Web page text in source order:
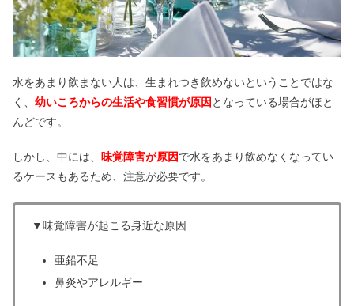
ダーマリフトマスクの口コミ｜効果な
い・怪しい評判は嘘？
ビハキュアは効かない？騙された声は
肌を白くする方法5選｜中学生でも韓
水をあまり飲まない人は、生まれつき飲めないということではな
く、 幼いころからの生活や食習慣が原因 となっている場合がほと
んどです。
しかし、中には、 味覚障害が原因で水をあまり飲めなくなってい
るケースもあるため、注意が必要です。
▼味覚障害が起こる身近な原因
亜鉛不足
鼻炎やアレルギー